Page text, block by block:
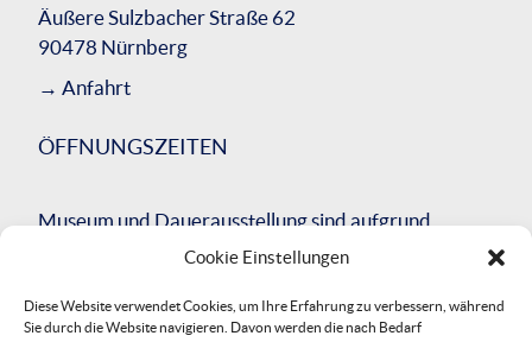
Cookie Einstellungen
Diese Website verwendet Cookies, um Ihre Erfahrung zu verbessern, während
Sie durch die Website navigieren. Davon werden die nach Bedarf
Äußere Sulzbacher Straße 62
90478 Nürnberg
→ Anfahrt
ÖFFNUNGSZEITEN
Museum und Dauerausstellung sind aufgrund
einer umfassenden Bausanierung des
Wir werden Sie über die Neueröffnung